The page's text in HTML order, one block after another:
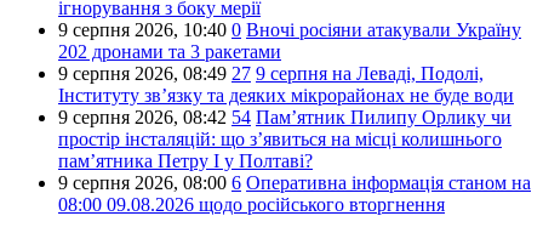
ігнорування з боку мерії
9 серпня 2026, 10:40 0 Вночі росіяни атакували Україну
202 дронами та 3 ракетами
9 серпня 2026, 08:49 27 9 серпня на Леваді, Подолі,
Інституту зв’язку та деяких мікрорайонах не буде води
9 серпня 2026, 08:42 54 Пам’ятник Пилипу Орлику чи
простір інсталяцій: що з’явиться на місці колишнього
пам’ятника Петру I у Полтаві?
9 серпня 2026, 08:00 6 Оперативна інформація станом на
08:00 09.08.2026 щодо російського вторгнення